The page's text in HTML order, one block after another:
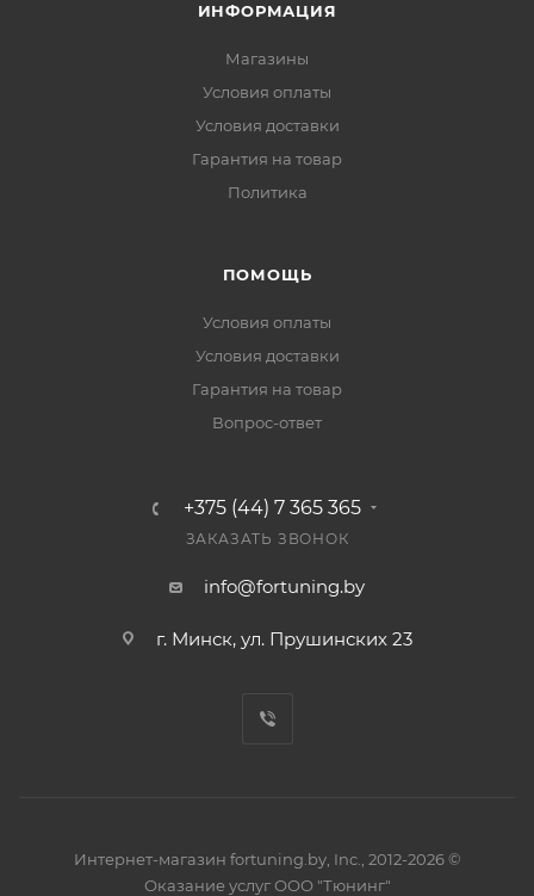
ИНФОРМАЦИЯ
Магазины
Условия оплаты
Условия доставки
Гарантия на товар
Политика
ПОМОЩЬ
Условия оплаты
Условия доставки
Гарантия на товар
Вопрос-ответ
+375 (44) 7 365 365
ЗАКАЗАТЬ ЗВОНОК
info@fortuning.by
г. Минск, ул. Прушинских 23
Интернет-магазин fortuning.by, Inc., 2012-2026 ©
Оказание услуг ООО "Тюнинг"